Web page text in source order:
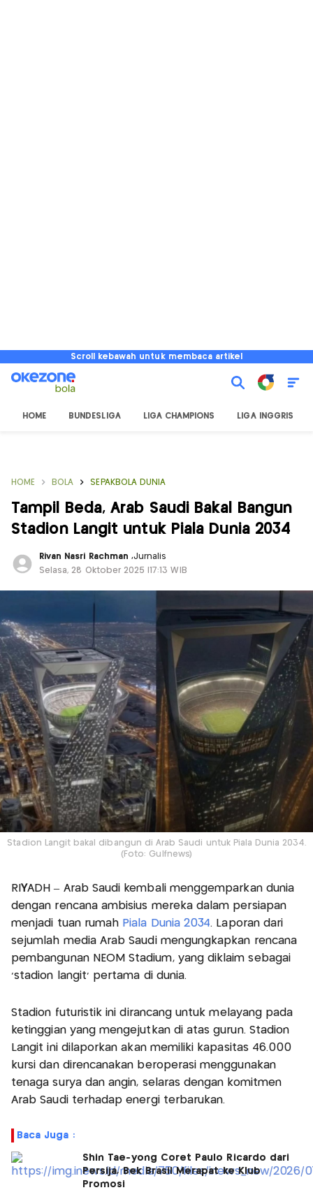
Scroll kebawah untuk membaca artikel
HOME BUNDESLIGA LIGA CHAMPIONS LIGA INGGRIS
HOME BOLA SEPAKBOLA DUNIA
Tampil Beda, Arab Saudi Bakal Bangun
Stadion Langit untuk Piala Dunia 2034
Rivan Nasri Rachman ,Jurnalis
Selasa, 28 Oktober 2025 |17:13 WIB
Stadion Langit bakal dibangun di Arab Saudi untuk Piala Dunia 2034.
(Foto: Gulfnews)
RIYADH – Arab Saudi kembali menggemparkan dunia
dengan rencana ambisius mereka dalam persiapan
menjadi tuan rumah Piala Dunia 2034. Laporan dari
sejumlah media Arab Saudi mengungkapkan rencana
pembangunan NEOM Stadium, yang diklaim sebagai
'stadion langit' pertama di dunia.
Stadion futuristik ini dirancang untuk melayang pada
ketinggian yang mengejutkan di atas gurun. Stadion
Langit ini dilaporkan akan memiliki kapasitas 46.000
kursi dan direncanakan beroperasi menggunakan
tenaga surya dan angin, selaras dengan komitmen
Arab Saudi terhadap energi terbarukan.
Baca Juga :
Shin Tae-yong Coret Paulo Ricardo dari
Persija, Bek Brasil Merapat ke Klub
Promosi